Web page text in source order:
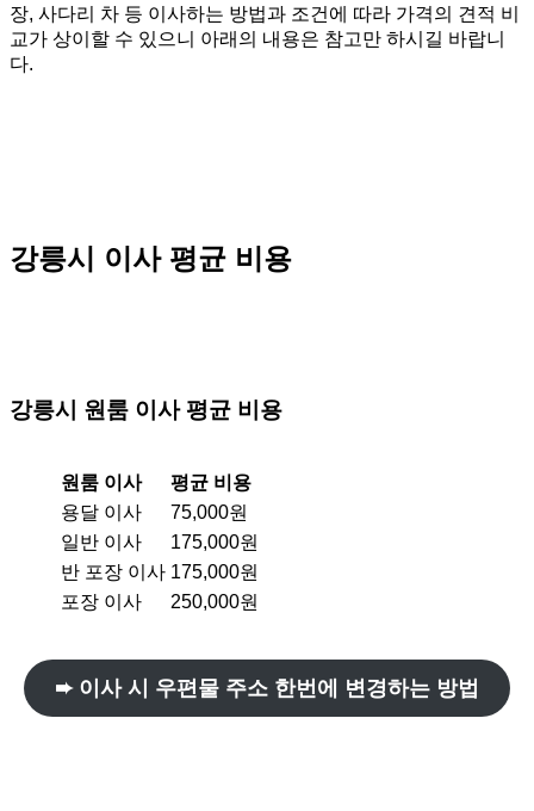
장, 사다리 차 등 이사하는 방법과 조건에 따라 가격의 견적 비
교가 상이할 수 있으니 아래의 내용은 참고만 하시길 바랍니
다.
강릉시 이사 평균 비용
강릉시 원룸 이사 평균 비용
원룸 이사
평균 비용
용달 이사
75,000원
일반 이사
175,000원
반 포장 이사 175,000원
포장 이사
250,000원
➨ 이사 시 우편물 주소 한번에 변경하는 방법